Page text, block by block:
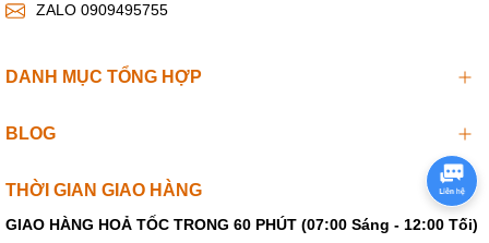
sử dụng, đảm bảo độ bền và sự an toàn cho sức
Dành cho những người đàn ông tìm kiếm sự thoải mái và
tiện nghi trong đời sống cá nhân, âm đạo giả tự động dạng
robot là người bạn đồng hành hoàn hảo giúp giải tỏa căng
thẳng và mang lại niềm vui trong cuộc sống.
ZALO 0909495755
DANH MỤC TỔNG HỢP
BLOG
THỜI GIAN GIAO HÀNG
GIAO HÀNG HOẢ TỐC TRONG 60 PHÚT (07:00 Sáng - 12:00 Tối)